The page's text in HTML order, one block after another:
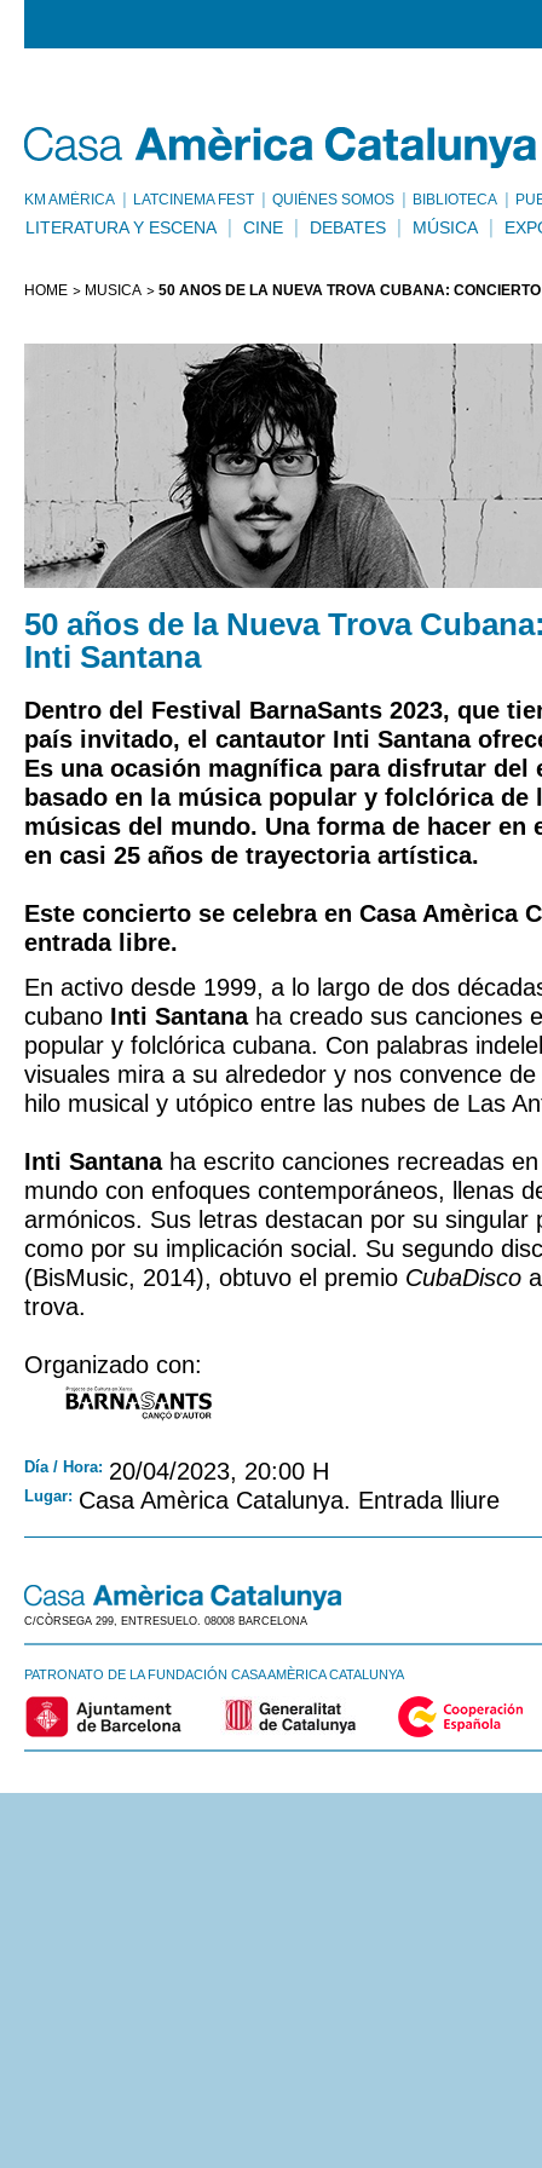
KM AMÈRICA LATCINEMA FEST QUIÉNES SOMOS BIBLIOTECA
LITERATURA Y ESCENA CINE DEBATES MÚSICA
HOME MÚSICA 50 AÑOS DE LA NUEVA TROVA CUBANA:
50 años de la Nueva Trova
Inti Santana
Dentro del Festival BarnaSants 2023, que
país invitado, el cantautor Inti Santana
Es una ocasión magnífica para disfrutar del
basado en la música popular y folclórica de
músicas del mundo. Una forma de hacer en
en casi 25 años de trayectoria artística.
Este concierto se celebra en Casa Amèrica
entrada libre.
En activo desde 1999, a lo largo de dos
cubano Inti Santanaha creado sus canciones
popular y folclórica cubana. Con palabras
visuales mira a su alrededor y nos convence
hilo musical y utópico entre las nubes de Las
Inti Santanaha escrito canciones recreadas
mundo con enfoques contemporáneos, llenas
armónicos. Sus letras destacan por su singular
como por su implicación social. Su segundo
(BisMusic, 2014), obtuvo el premio CubaDisco
trova.
Organizado con:
Día / Hora: 20/04/2023, 20:00 H
Lugar: Casa Amèrica Catalunya. Entrada lliure
C/CÒRSEGA 299, ENTRESUELO. 08008 BARCELONA
PATRONATO DE LA FUNDACIÓN CASA AMÈRICA CATALUNYA